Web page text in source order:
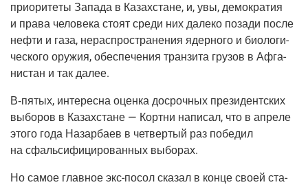
при­о­ри­те­ты Запа­да в Казах­стане, и, увы, демо­кра­тия
и пра­ва чело­ве­ка сто­ят сре­ди них дале­ко поза­ди после
неф­ти и газа, нерас­про­стра­не­ния ядер­но­го и био­ло­ги­
че­ско­го ору­жия, обес­пе­че­ния тран­зи­та гру­зов в Афга­
ни­стан и так далее.
В‑пятых, инте­рес­на оцен­ка досроч­ных пре­зи­дент­ских
выбо­ров в Казах­стане — Корт­ни напи­сал, что в апре­ле
это­го года Назар­ба­ев в чет­вер­тый раз побе­дил
на сфаль­си­фи­ци­ро­ван­ных выборах.
Но самое глав­ное экс-посол ска­зал в кон­це сво­ей ста­